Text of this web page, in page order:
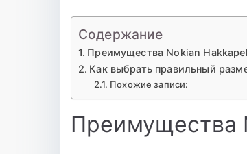
Содержание
Преимущества Nokian
Как выбрать правильный
Похожие записи:
Преимущества